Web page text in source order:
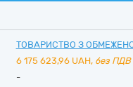
ТОВАРИСТВО З
6 175 623,96 UAH, без ПДВ
-